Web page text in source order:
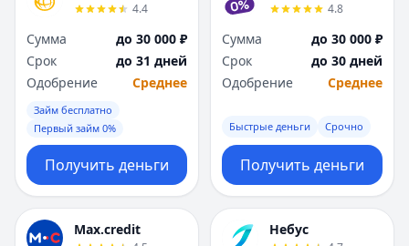
4.4
Сумма
до 30 000 ₽
Срок
до 31 дней
Одобрение
Среднее
Займ бесплатно
Первый займ 0%
Получить деньги
4.8
Сумма
до 30 000 ₽
Срок
до 30 дней
Одобрение
Среднее
Быстрые деньги Срочно
Получить деньги
Max.credit Небус